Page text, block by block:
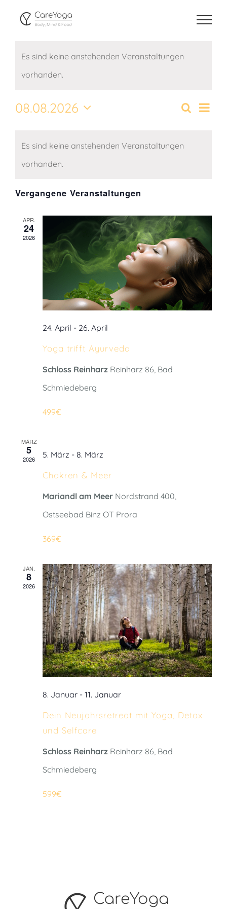
Es sind keine anstehenden Veranstaltungen
vorhanden.
und
Suche
08.08.2026
von
Veranstaltungen
Es sind keine anstehenden Veranstaltungen
vorhanden.
Vergangene Veranstaltungen
APR.
24
2026
24. April - 26. April
Yoga trifft Ayurveda
Schloss Reinharz Reinharz 86, Bad
Schmiedeberg
499€
MÄRZ
5
2026 5. März - 8. März
Chakren & Meer
Mariandl am Meer Nordstrand 400,
Ostseebad Binz OT Prora
369€
JAN.
8
2026
8. Januar - 11. Januar
Dein Neujahrsretreat mit Yoga, Detox
und Selfcare
Schloss Reinharz Reinharz 86, Bad
Schmiedeberg
599€